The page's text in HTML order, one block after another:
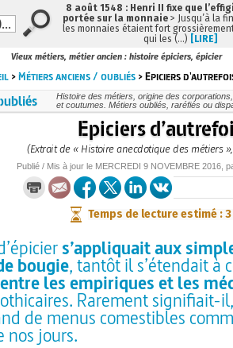
Vieux métiers, métier ancien : histoire épiciers, épicier
>Métiers anciens / oubliés > Epiciers
Histoire des métiers, origine des
et coutumes. Métiers oubliés, raréfiés ou
Epiciers
(Extrait de « Histoire anecdotique des métiers
Publié / Mis à jour le MERCREDI 9 NOVEMBRE 2016,
Temps de lecture estimé : 3
s’appliquait aux
bougie, tantôt il s’étendait à
les empiriques et les
Rarement signifiait-
de menus comestibles
nos jours.
8 août 1548 : Henri II fixe que
portée sur la monnaie> Jusqu’à la
les monnaies étaient fort
qui les (…) [LIRE]